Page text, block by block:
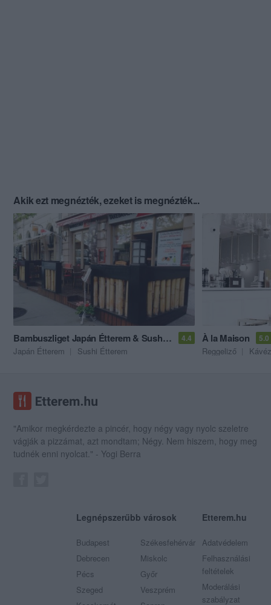
Akik ezt megnézték, ezeket is megnézték...
Bambuszliget Japán Étterem & Sushi Bár 4.4
Japán Étterem Sushi Étterem
À la Maison 5.0
Reggeliző
"Amikor megkérdezte a pincér, hogy négy vagy nyolc szeletre
vágják a pizzámat, azt mondtam; Négy. Nem hiszem, hogy meg
tudnék enni nyolcat." - Yogi Berra
Legnépszerűbb városok
Budapest
Debrecen
Pécs
Szeged
Székesfehérvár
Miskolc
Győr
Veszprém
Etterem.hu
Adatvédelem
Felhasználási
feltételek
Moderálási
szabályzat